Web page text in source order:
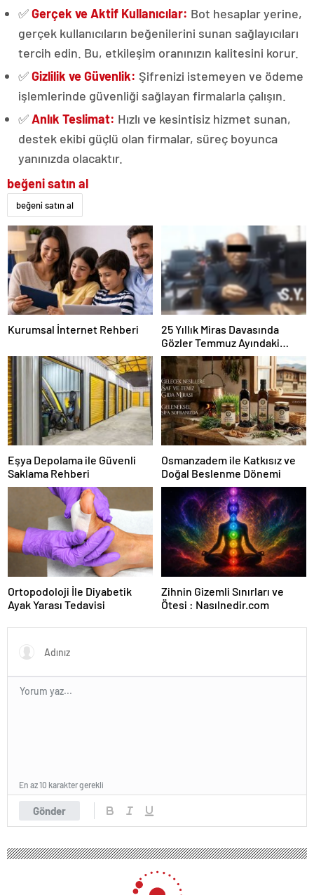
✅Gerçek ve Aktif Kullanıcılar: Bot hesaplar yerine,
gerçek kullanıcıların beğenilerini sunan sağlayıcıları
tercih edin. Bu, etkileşim oranınızın kalitesini korur.
✅Gizlilik ve Güvenlik: Şifrenizi istemeyen ve ödeme
işlemlerinde güvenliği sağlayan firmalarla çalışın.
✅Anlık Teslimat: Hızlı ve kesintisiz hizmet sunan,
destek ekibi güçlü olan firmalar, süreç boyunca
yanınızda olacaktır.
beğeni satın al
beğeni satın al
Kurumsal İnternet Rehberi
25 Yıllık Miras Davasında
Gözler Temmuz Ayındaki
Karar Duruşmasına Çevrildi
Eşya Depolama ile Güvenli
Saklama Rehberi
Osmanzadem ile Katkısız ve
Doğal Beslenme Dönemi
Ortopodoloji İle Diyabetik
Ayak Yarası Tedavisi
Zihnin Gizemli Sınırları ve
Ötesi : Nasılnedir.com
Gönder
En az 10 karakter gerekli